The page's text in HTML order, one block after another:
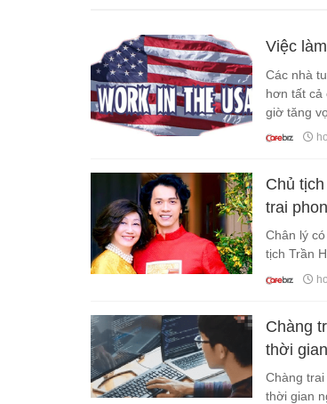
Việc
Các nhà
hơn tất cả
giờ tăng
Chủ
trai
Chân lý
tịch Trần
Chàng
thời
dạ"
Chàng
thời gian